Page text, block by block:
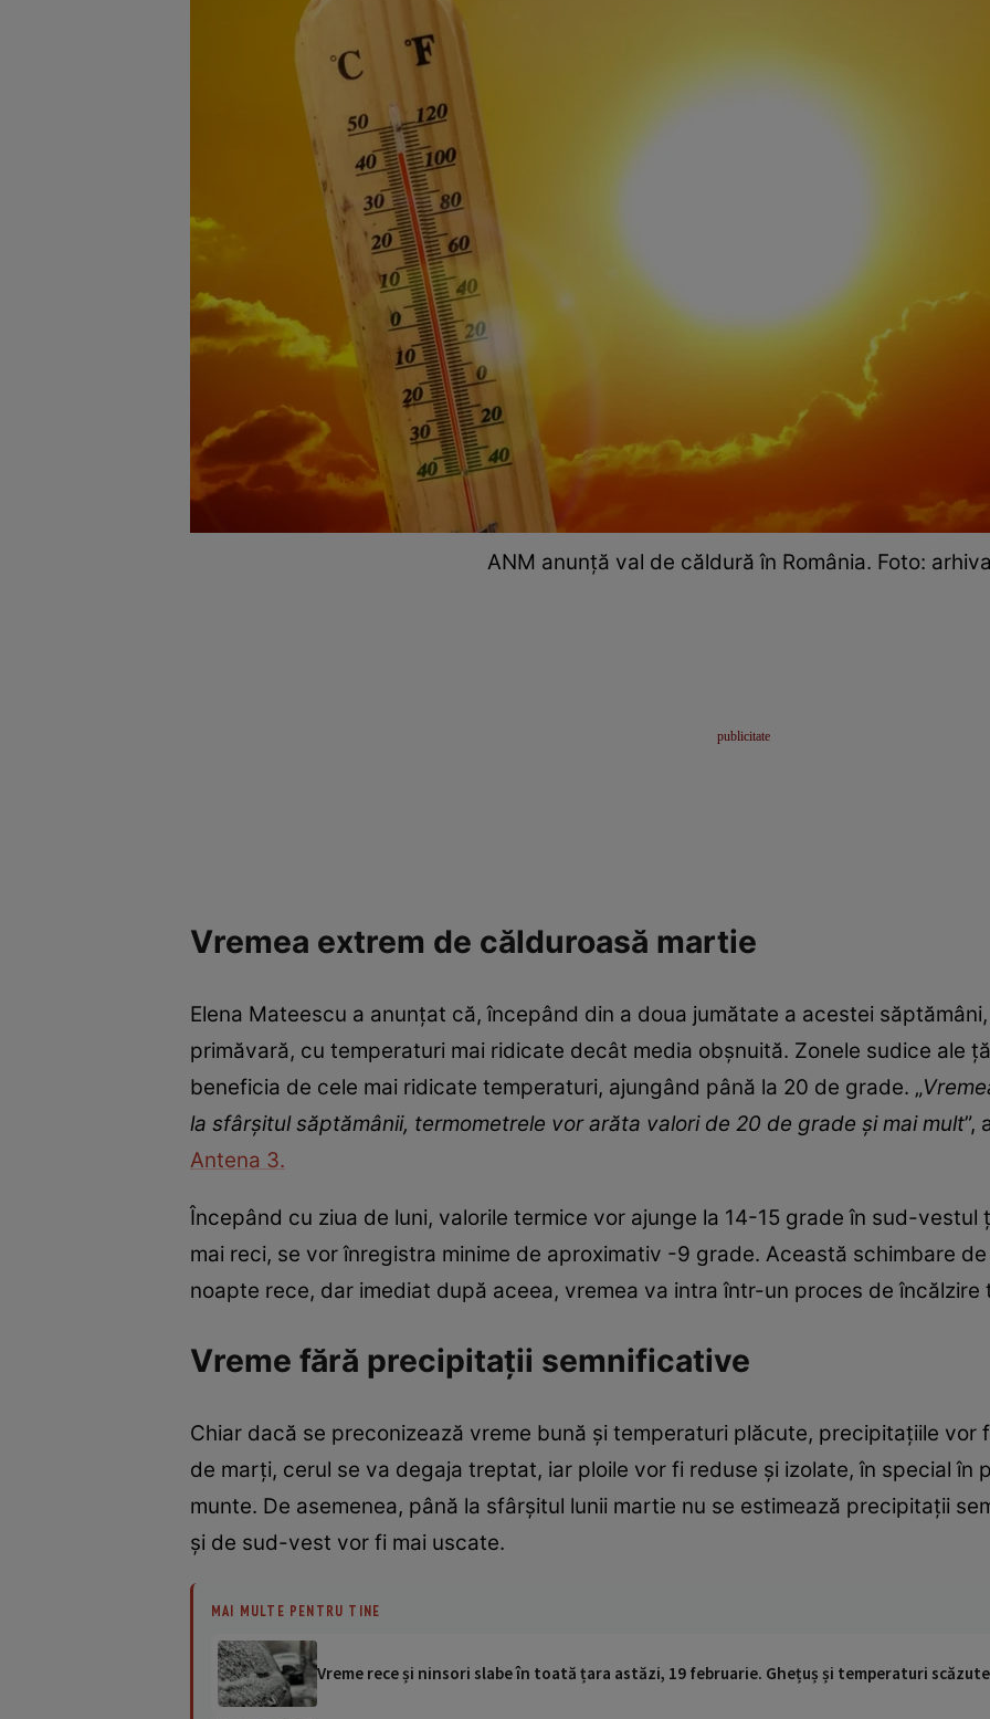
ANM anunță val de căldură în România. Foto:
Vremea extrem de călduroasă martie
Elena Mateescu a anunțat că, începând din a doua jumătate a acestei
primăvară, cu temperaturi mai ridicate decât media obșnuită. Zonele sudice ale
beneficia de cele mai ridicate temperaturi, ajungând până la 20 de grade. „
la sfârșitul săptămânii, termometrele vor arăta valori de 20 de grade și mai mult”,
Antena 3.
Începând cu ziua de luni, valorile termice vor ajunge la 14-15 grade în sud-vestul
mai reci, se vor înregistra minime de aproximativ -9 grade. Această schimbare
noapte rece, dar imediat după aceea, vremea va intra într-un proces de încălzire
Vreme fără precipitații semnificative
Chiar dacă se preconizează vreme bună și temperaturi plăcute, precipitațiile vor
de marți, cerul se va degaja treptat, iar ploile vor fi reduse și izolate, în special în
munte. De asemenea, până la sfârșitul lunii martie nu se estimează precipitații
și de sud-vest vor fi mai uscate.
MAI MULTE PENTRU TINE
Vreme rece și ninsori slabe în toată țara astăzi, 19 februarie. Ghețuș și temperaturi scăzute